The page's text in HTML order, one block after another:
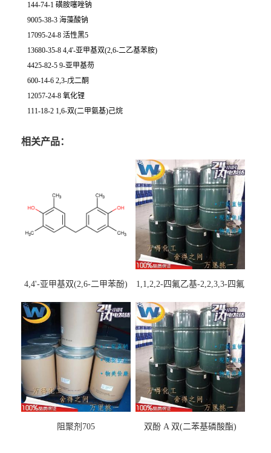
144-74-1 磺胺噻唑钠
9005-38-3 海藻酸钠
17095-24-8 活性黑5
13680-35-8 4,4'-亚甲基双(2,6-二乙基苯胺)
4425-82-5 9-亚甲基芴
600-14-6 2,3-戊二酮
12057-24-8 氧化锂
111-18-2 1,6-双(二甲氨基)己烷
相关产品：
4,4'-亚甲基双(2,6-二甲苯酚)
1,1,2,2-四氟乙基-2,2,3,3-四氟
阻聚剂705 双酚 A 双(二苯基磷酸酯)